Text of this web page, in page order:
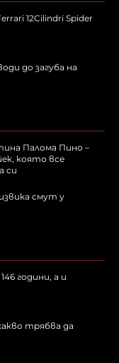
12Cilindri Spider
до загуба на
Палома Пино –
която все
си
смут у
години, а и
трябва да